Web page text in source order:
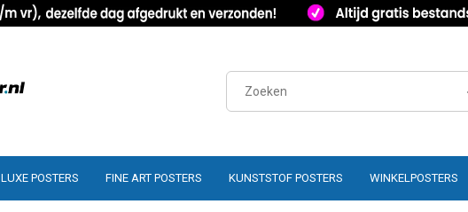
LUXE POSTERS FINE ART POSTERS KUNSTSTOF POSTERS WINKELPOSTERS